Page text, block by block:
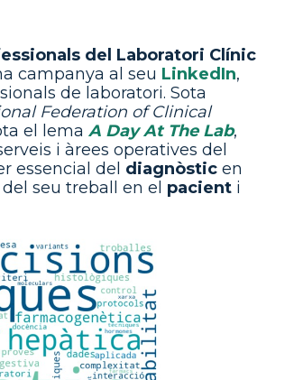
del Laboratori Clínic
campanya al seu LinkedIn,
de laboratori. Sota
Federation of Clinical
el lema A Day At The Lab,
i àrees operatives del
essencial del diagnòstic en
seu treball en el pacient i